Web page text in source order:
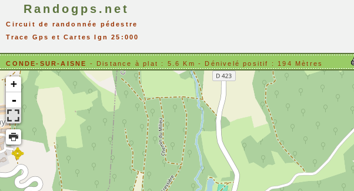
Randogps.net
Circuit de randonnée pédestre
Trace Gps et Cartes Ign 25:000
CONDE-SUR-AISNE - Distance à plat : 5.6 Km - Dénivelé positif : 194 Mètres
+
-